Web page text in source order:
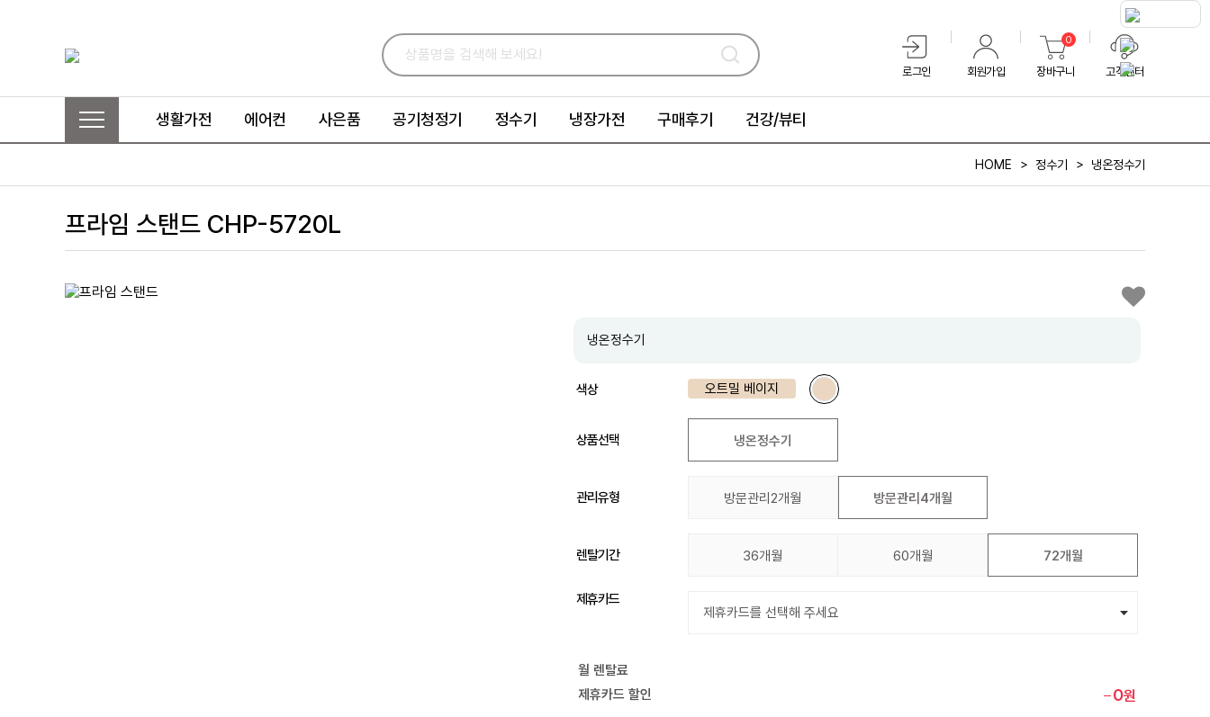
로그인 회원가입
0
장바구니 고객센터
생활가전 에어컨 사은품 공기청정기 정수기 냉장가전 구매후기 건강/뷰티
HOME 정수기 냉온정수기
프라임 스탠드 CHP-5720L
냉온정수기
색상 오트밀 베이지
상품선택 냉온정수기
관리유형 방문관리2개월 방문관리4개월
렌탈기간 36개월 60개월 72개월
제휴카드
월 렌탈료
제휴카드 할인
0원